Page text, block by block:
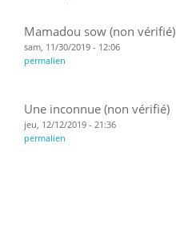
Mamadou sow (non vérifié)
sam, 11/30/2019 - 12:06
permalien
Une inconnue (non vérifié)
jeu, 12/12/2019 - 21:36
permalien